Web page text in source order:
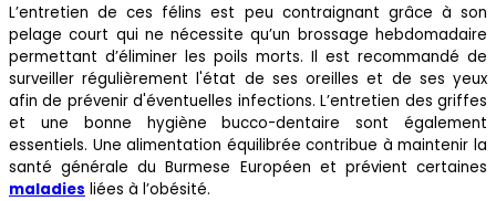
L’entretien de ces félins est peu contraignant grâce à son
pelage court qui ne nécessite qu’un brossage hebdomadaire
permettant d’éliminer les poils morts. Il est recommandé de
surveiller régulièrement l'état de ses oreilles et de ses yeux
afin de prévenir d'éventuelles infections. L’entretien des griffes
et une bonne hygiène bucco-dentaire sont également
essentiels. Une alimentation équilibrée contribue à maintenir la
santé générale du Burmese Européen et prévient certaines
maladies liées à l’obésité.